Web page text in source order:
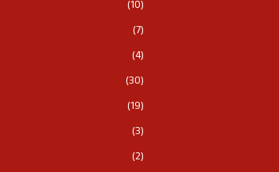
(10)
(7)
(4)
(30)
(19)
(3)
(2)